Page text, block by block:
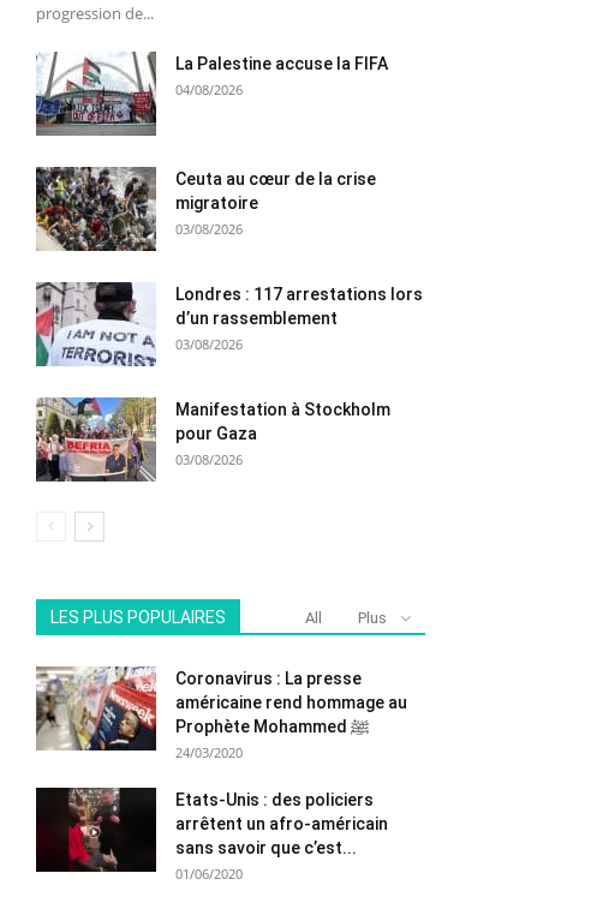
progression de...
La Palestine accuse la FIFA
04/08/2026
Ceuta au cœur de la crise
migratoire
03/08/2026
Londres : 117 arrestations lors
d’un rassemblement
03/08/2026
Manifestation à Stockholm
pour Gaza
03/08/2026
LES PLUS POPULAIRES All Plus
Coronavirus : La presse
américaine rend hommage au
Prophète Mohammed ﷺ
24/03/2020
Etats-Unis : des policiers
arrêtent un afro-américain
sans savoir que c’est...
01/06/2020